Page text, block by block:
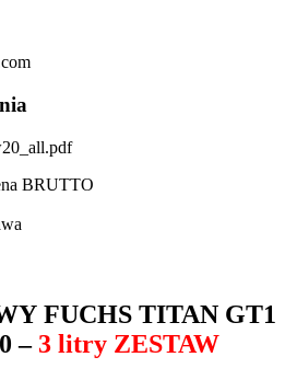
BRUTTO
FUCHS TITAN GT1
– 3 litry ZESTAW